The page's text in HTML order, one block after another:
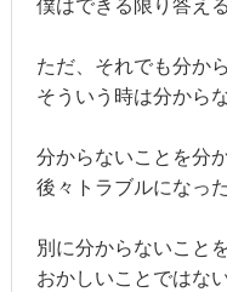
僕はできる限り答え
ただ、それでも分か
そういう時は分から
分からないことを分
後々トラブルになっ
別に分からないこと
おかしいことではな